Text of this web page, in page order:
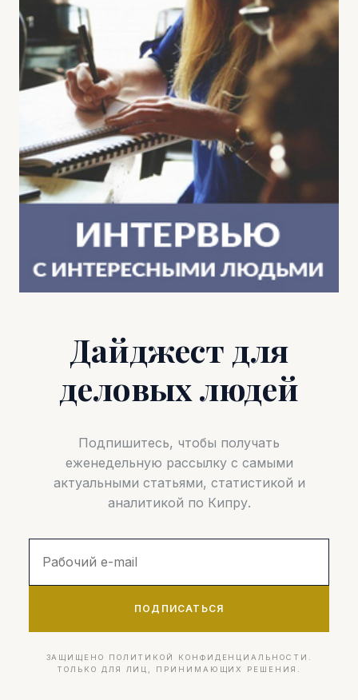
Дайджест для
деловых людей
Подпишитесь, чтобы получать
еженедельную рассылку с самыми
актуальными статьями, статистикой и
аналитикой по Кипру.
ПОДПИСАТЬСЯ
ЗАЩИЩЕНО ПОЛИТИКОЙ КОНФИДЕНЦИАЛЬНОСТИ.
ТОЛЬКО ДЛЯ ЛИЦ, ПРИНИМАЮЩИХ РЕШЕНИЯ.